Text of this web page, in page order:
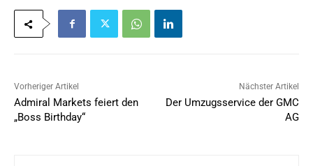
Vorheriger Artikel
Admiral Markets feiert den
„Boss Birthday“
Nächster Artikel
Der Umzugsservice der GMC
AG